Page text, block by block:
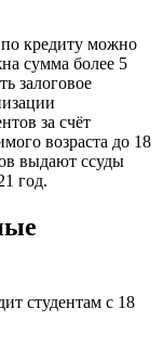
кредиту можно
сумма более 5
залоговое
за счёт
возраста до 18
выдают ссуды
год.